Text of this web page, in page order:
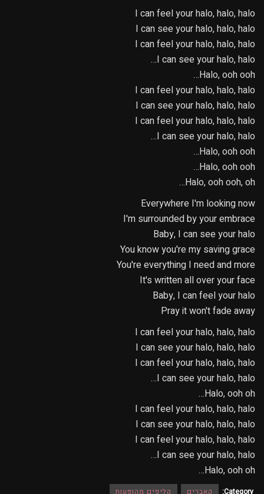
I can feel your halo, halo, halo
I can see your halo, halo, halo
I can feel your halo, halo, halo
I can see your halo, halo…
Halo, ooh ooh…
I can feel your halo, halo, halo
I can see your halo, halo, halo
I can feel your halo, halo, halo
I can see your halo, halo…
Halo, ooh ooh…
Halo, ooh ooh…
Halo, ooh ooh, oh…
Everywhere I'm looking now
I'm surrounded by your embrace
Baby, I can see your halo
You know you're my saving grace
You're everything I need and more
It's written all over your face
Baby, I can feel your halo
Pray it won't fade away
I can feel your halo, halo, halo
I can see your halo, halo, halo
I can feel your halo, halo, halo
I can see your halo, halo…
Halo, ooh oh…
I can feel your halo, halo, halo
I can see your halo, halo, halo
I can feel your halo, halo, halo
I can see your halo, halo…
Halo, ooh oh…
Category: קאברים קליפים מהופעות